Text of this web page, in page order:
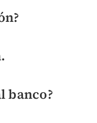
banco?